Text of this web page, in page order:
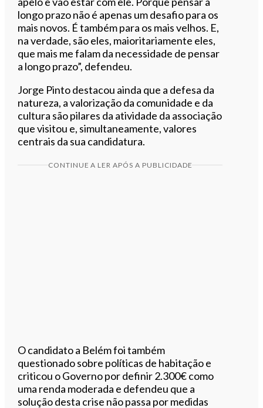
longo prazo não é apenas um desafio para os
mais novos. É também para os mais velhos. E,
na verdade, são eles, maioritariamente eles,
que mais me falam da necessidade de pensar
a longo prazo”, defendeu.
Jorge Pinto destacou ainda que a defesa da
natureza, a valorização da comunidade e da
cultura são pilares da atividade da associação
que visitou e, simultaneamente, valores
centrais da sua candidatura.
CONTINUE A LER APÓS A PUBLICIDADE
O candidato a Belém foi também
questionado sobre políticas de habitação e
criticou o Governo por definir 2.300€ como
uma renda moderada e defendeu que a
solução desta crise não passa por medidas